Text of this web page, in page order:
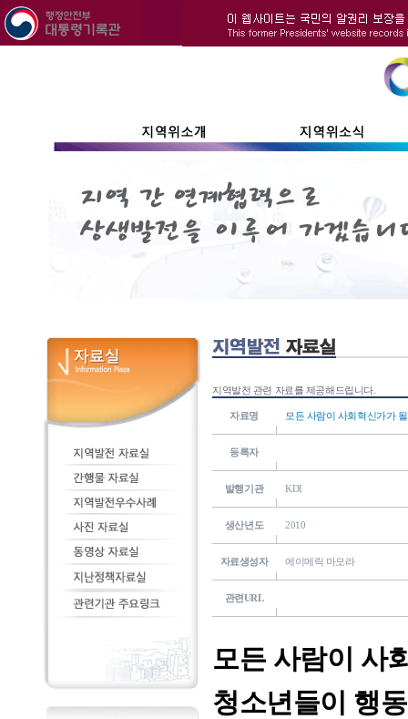
지역발전 관련 자료를 제공해드립니다.
자료명 모든 사람이 사회혁신가가
등록자
발행기관 KDI
생산년도 2010
자료생성자 에이메릭 마모라
관련URL
모든 사람이 사
청소년들이 행